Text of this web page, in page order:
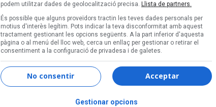
podem utilitzar dades de geolocalització precisa. Llista de partners.
És possible que alguns proveïdors tractin les teves dades personals per
motius d'interès legítim. Pots indicar la teva disconformitat amb aquest
tractament gestionant les opcions següents. A la part inferior d'aquesta
pàgina o al menú del lloc web, cerca un enllaç per gestionar o retirar el
consentiment a la configuració de privadesa i de galetes.
Acceptar
No consentir
Gestionar opcions